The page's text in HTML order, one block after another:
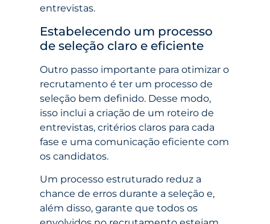
entrevistas.
Estabelecendo um processo
de seleção claro e eficiente
Outro passo importante para otimizar o
recrutamento é ter um processo de
seleção bem definido. Desse modo,
isso inclui a criação de um roteiro de
entrevistas, critérios claros para cada
fase e uma comunicação eficiente com
os candidatos.
Um processo estruturado reduz a
chance de erros durante a seleção e,
além disso, garante que todos os